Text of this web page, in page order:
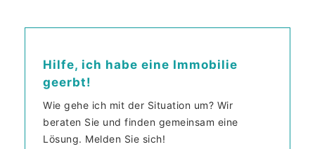
Hilfe, ich habe eine Immobilie
geerbt!
Wie gehe ich mit der Situation um? Wir
beraten Sie und finden gemeinsam eine
Lösung. Melden Sie sich!